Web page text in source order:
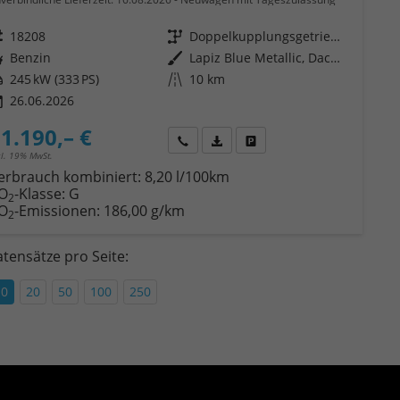
18208 Getriebe
Doppelkupplungsgetriebe (DSG)
Benzin Außenfarbe
Lapiz Blue Metallic, Dach Schwarz
245 kW (333 PS) Kilometerstand 10 km
26.06.2026
€
19% MwSt.
Wir rufen Sie anFahrzeugexposé (PDF)
kombiniert: 8,20 l/100km
2-Klasse: G
2-Emissionen: 186,00 g/km
pro Seite:
20 50 100 250